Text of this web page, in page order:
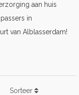
aan huis
in
van Alblasserdam!
Sorteer